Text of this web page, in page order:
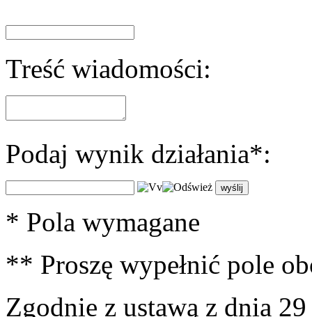
Treść wiadomości:
Podaj wynik działania*:
* Pola wymagane
** Proszę wypełnić pole
Zgodnie z ustawą z dnia